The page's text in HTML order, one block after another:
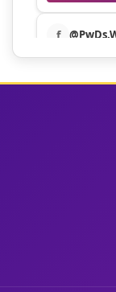
f
यशोगाथा आणि